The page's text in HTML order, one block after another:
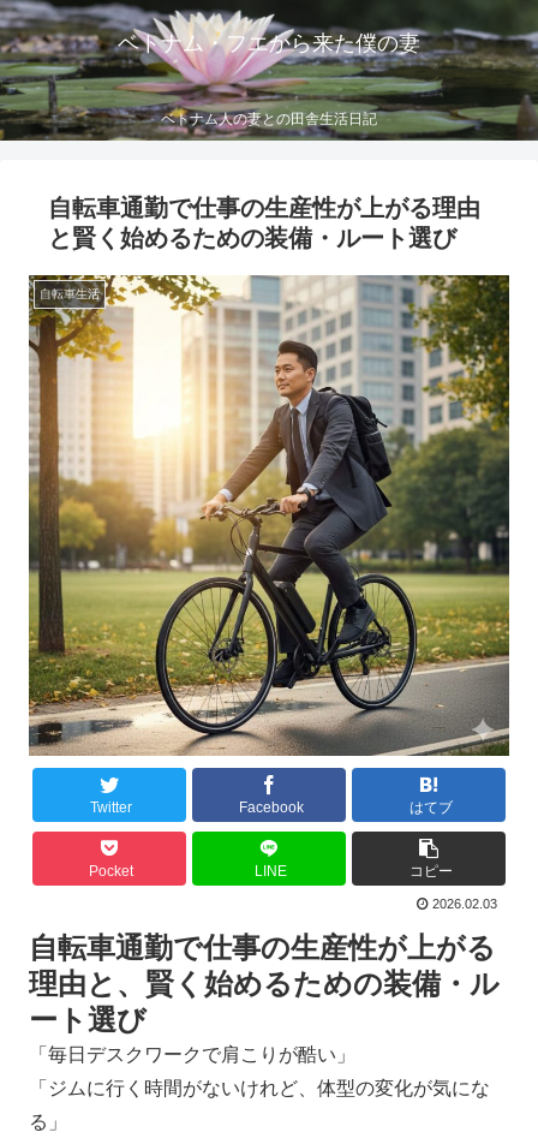
ベトナム・フエから来た僕の妻
ベトナム人の妻との田舎生活日記
自転車通勤で仕事の生産性が上がる理由
と賢く始めるための装備・ルート選び
自転車生活
Twitter Facebook はてブ
Pocket LINE コピー
2026.02.03
自転車通勤で仕事の生産性が上がる
理由と、賢く始めるための装備・ル
ート選び
「毎日デスクワークで肩こりが酷い」
「ジムに行く時間がないけれど、体型の変化が気にな
る」